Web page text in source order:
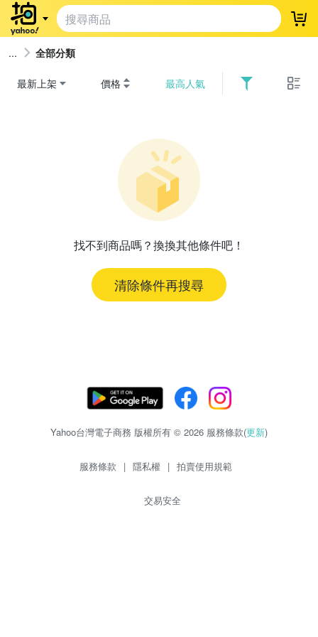
登
全部分類
最新上架 價格 最高人氣
找不到商品嗎？換換其他條件吧！
清除條件再搜尋
Yahoo台灣電子商務 版權所有 © 2026 服務條款(更新)
服務條款 | 隱私權 | 拍賣使用規範
交易安全